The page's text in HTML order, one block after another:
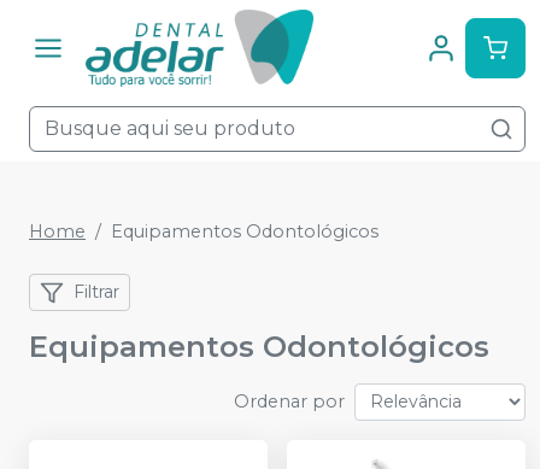
Home Equipamentos Odontológicos
Filtrar
Equipamentos Odontológicos
Ordenar por